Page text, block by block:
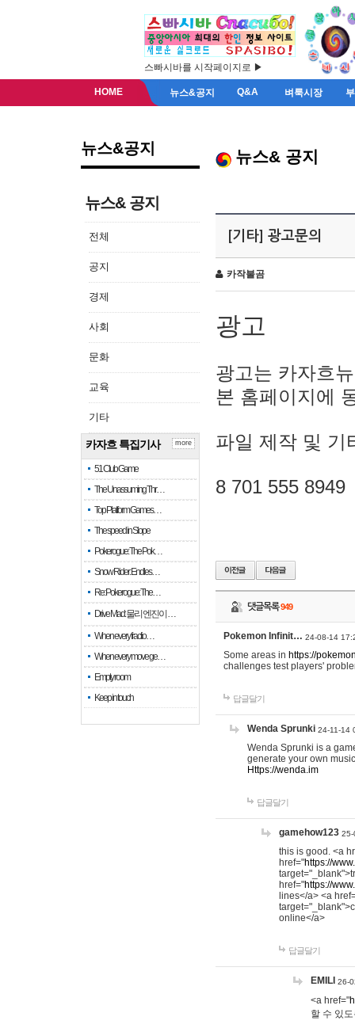
스빠시바를 시작페이지로 ▶
HOME 뉴스&공지 Q&A 벼룩시장
뉴스&공지
뉴스& 공지
전체
공지
경제
사회
문화
교육
기타
카자흐 특집기사
51 Club Game
The Unassuming Thr…
Top Platform Games…
The speed in Slope
Pokerogue: The Pok…
Snow Rider: Endles…
Re: Pokerogue: The…
Drive Mad: 물리 엔진이 …
When every fractio…
When every move ge…
Empty room
Keep in touch
more
뉴스& 공지
[기타] 광고문의
카작불곰
광고
광고는 카자흐
본 홈페이지에
파일 제작 및 기
8 701 555 8949
댓글목록949
Pokemon Infinit… 24-08-14
Some areas in https://
challenges test players'
답글달기
Wenda Sprunki 24-11-14
Wenda Sprunki is a
generate your own
Https://wenda.im
답글달기
gamehow123 25-
this is good. <a
href="https://
href="https://
lines</a> <a
online</a>
답글달기
EMILI 26-
<a href="
할 수 있